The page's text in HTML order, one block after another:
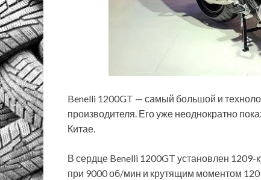
Benelli 1200GT — самый большой и
производителя. Его уже неоднократно
Китае.
В сердце Benelli 1200GT установлен
при 9000 об/мин и крутящим моментом